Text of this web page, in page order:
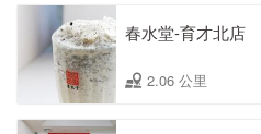
春水堂-育才北店
2.06 公里